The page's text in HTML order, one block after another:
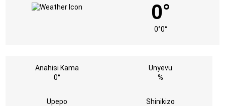
0°
0°0°
Anahisi Kama
0°
Unyevu
%
Upepo
Shinikizo